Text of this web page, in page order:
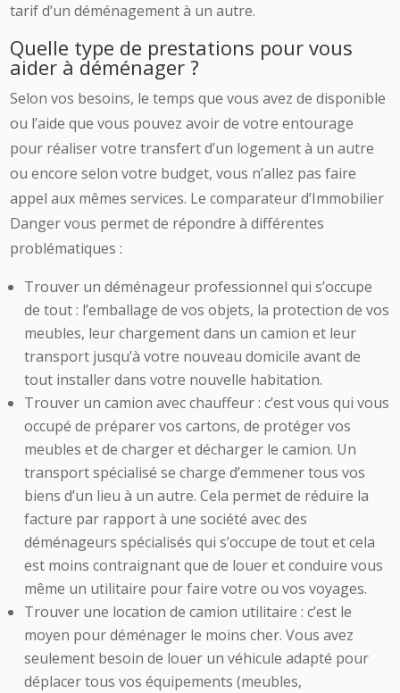
tarif d’un déménagement à un autre.
Quelle type de prestations pour vous
aider à déménager ?
Selon vos besoins, le temps que vous avez de disponible
ou l’aide que vous pouvez avoir de votre entourage
pour réaliser votre transfert d’un logement à un autre
ou encore selon votre budget, vous n’allez pas faire
appel aux mêmes services. Le comparateur d’Immobilier
Danger vous permet de répondre à différentes
problématiques :
Trouver un déménageur professionnel qui s’occupe
de tout : l’emballage de vos objets, la protection de vos
meubles, leur chargement dans un camion et leur
transport jusqu’à votre nouveau domicile avant de
tout installer dans votre nouvelle habitation.
Trouver un camion avec chauffeur : c’est vous qui vous
occupé de préparer vos cartons, de protéger vos
meubles et de charger et décharger le camion. Un
transport spécialisé se charge d’emmener tous vos
biens d’un lieu à un autre. Cela permet de réduire la
facture par rapport à une société avec des
déménageurs spécialisés qui s’occupe de tout et cela
est moins contraignant que de louer et conduire vous
même un utilitaire pour faire votre ou vos voyages.
Trouver une location de camion utilitaire : c’est le
moyen pour déménager le moins cher. Vous avez
seulement besoin de louer un véhicule adapté pour
déplacer tous vos équipements (meubles,